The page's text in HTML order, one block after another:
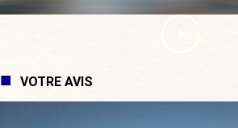
VOTRE AVIS